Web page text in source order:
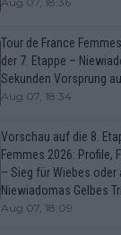
Tour de France
der 7. Etappe –
Sekunden Vorsprung
Aug 07, 18:34
Vorschau auf die 8.
Femmes 2026: Profile,
– Sieg für Wiebes
Niewiadomas Gelbes
Aug 07, 18:09